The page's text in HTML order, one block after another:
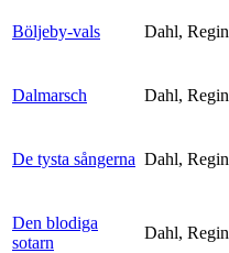
Böljeby-vals Dahl, Regin
Dalmarsch Dahl, Regin
De tysta sångerna Dahl, Regin
Den blodiga
sotarn
Dahl, Regin